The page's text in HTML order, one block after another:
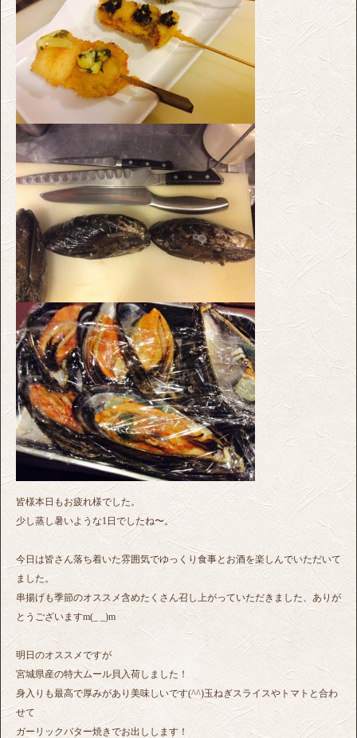
皆様本日もお疲れ様でした。
少し蒸し暑いような1日でしたね〜。
今日は皆さん落ち着いた雰囲気でゆっくり食事とお酒を楽しんでいただいて
ました。
串揚げも季節のオススメ含めたくさん召し上がっていただきました、ありが
とうございますm(_ _)m
明日のオススメですが
宮城県産の特大ムール貝入荷しました！
身入りも最高で厚みがあり美味しいです(^^)玉ねぎスライスやトマトと合わ
せて
ガーリックバター焼きでお出しします！